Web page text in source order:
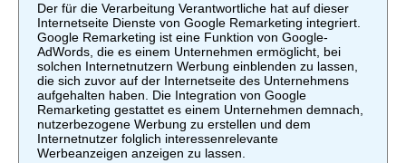
Der für die Verarbeitung Verantwortliche hat auf dieser
Internetseite Dienste von Google Remarketing integriert.
Google Remarketing ist eine Funktion von Google-
AdWords, die es einem Unternehmen ermöglicht, bei
solchen Internetnutzern Werbung einblenden zu lassen,
die sich zuvor auf der Internetseite des Unternehmens
aufgehalten haben. Die Integration von Google
Remarketing gestattet es einem Unternehmen demnach,
nutzerbezogene Werbung zu erstellen und dem
Internetnutzer folglich interessenrelevante
Werbeanzeigen anzeigen zu lassen.